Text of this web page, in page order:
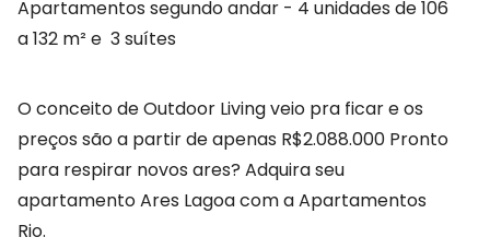
Apartamentos segundo andar - 4 unidades de 106
a 132 m² e 3 suítes
O conceito de Outdoor Living veio pra ficar e os
preços são a partir de apenas R$2.088.000 Pronto
para respirar novos ares? Adquira seu
apartamento Ares Lagoa com a Apartamentos
Rio.